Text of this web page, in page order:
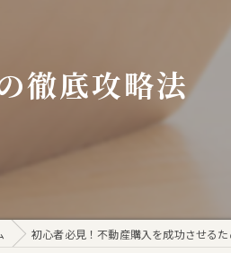
動産売買
徹底攻略法
初心者必見！不動産購入を成功させる